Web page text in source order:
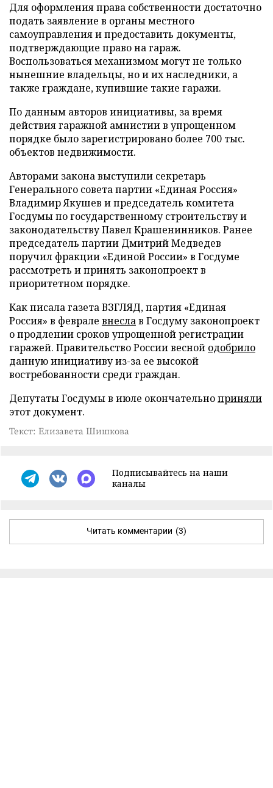
Для оформления права собственности достаточно
подать заявление в органы местного
самоуправления и предоставить документы,
подтверждающие право на гараж.
Воспользоваться механизмом могут не только
нынешние владельцы, но и их наследники, а
также граждане, купившие такие гаражи.
По данным авторов инициативы, за время
действия гаражной амнистии в упрощенном
порядке было зарегистрировано более 700 тыс.
объектов недвижимости.
Авторами закона выступили секретарь
Генерального совета партии «Единая Россия»
Владимир Якушев и председатель комитета
Госдумы по государственному строительству и
законодательству Павел Крашенинников. Ранее
председатель партии Дмитрий Медведев
поручил фракции «Единой России» в Госдуме
рассмотреть и принять законопроект в
приоритетном порядке.
Как писала газета ВЗГЛЯД, партия «Единая
Россия» в феврале внеслав Госдуму законопроект
о продлении сроков упрощенной регистрации
гаражей. Правительство России весной одобрило
данную инициативу из-за ее высокой
востребованности среди граждан.
Депутаты Госдумы в июле окончательноприняли
этот документ.
Текст: Елизавета Шишкова
Подписывайтесь на наши
каналы
Читать комментарии (3)